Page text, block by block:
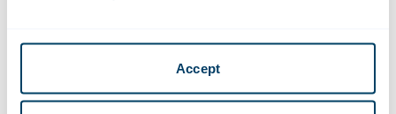
Accept
ingroeipad, waarbij grote beursgenoteerde
ondernemingen vanaf 2024 in fasen aan de CSRD-
verplichtingen moeten gaan voldoen. De AFM roept